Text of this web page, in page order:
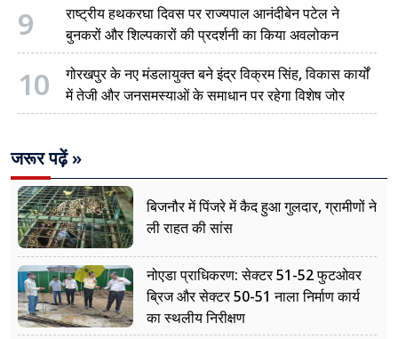
9
राष्ट्रीय हथकरघा दिवस पर राज्यपाल आनंदीबेन पटेल ने
बुनकरों और शिल्पकारों की प्रदर्शनी का किया अवलोकन
10
गोरखपुर के नए मंडलायुक्त बने इंद्र विक्रम सिंह, विकास कार्यों
में तेजी और जनसमस्याओं के समाधान पर रहेगा विशेष जोर
जरूर पढ़ें »
बिजनौर में पिंजरे में कैद हुआ गुलदार, ग्रामीणों ने
ली राहत की सांस
नोएडा प्राधिकरण: सेक्टर 51-52 फुटओवर
ब्रिज और सेक्टर 50-51 नाला निर्माण कार्य
का स्थलीय निरीक्षण